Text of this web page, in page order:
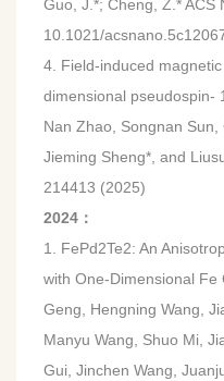
Guo, J.*; Cheng, Z.* ACS
10.1021/
4. Field-induced
dimensional pseudospin-
Nan Zhao, Songnan Sun,
Jieming Sheng*, and
214413 (2025)
2024 ：
1. FePd2Te2: An
with One-Dimensional Fe
Geng, Hengning Wang,
Manyu Wang, Shuo Mi,
Gui, Jinchen Wang,